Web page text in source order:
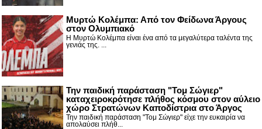
Μυρτώ Κολέμπα: Από τον Φείδωνα Άργους
στον Ολυμπιακό
Η Μυρτώ Κολέμπα είναι ένα από τα μεγαλύτερα ταλέντα της
γενιάς της. ...
Την παιδική παράσταση "Τομ Σώγιερ"
καταχειροκρότησε πλήθος κόσμου στον αύλειο
χώρο Στρατώνων Καποδίστρια στο Άργος
Την παιδική παράσταση "Τομ Σώγιερ" είχε την ευκαιρία να
απολαύσει πλήθ...